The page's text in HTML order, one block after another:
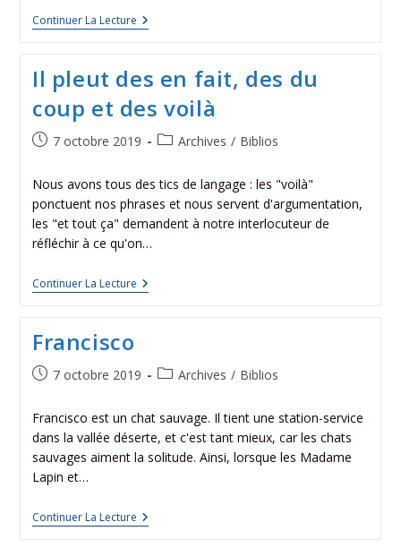
Continuer La Lecture
Il pleut des en fait, des du
coup et des voilà
7 octobre 2019 Archives / Biblios
Nous avons tous des tics de langage : les "voilà"
ponctuent nos phrases et nous servent d'argumentation,
les "et tout ça" demandent à notre interlocuteur de
réfléchir à ce qu'on…
Continuer La Lecture
Francisco
7 octobre 2019 Archives / Biblios
Francisco est un chat sauvage. Il tient une station-service
dans la vallée déserte, et c'est tant mieux, car les chats
sauvages aiment la solitude. Ainsi, lorsque les Madame
Lapin et…
Continuer La Lecture